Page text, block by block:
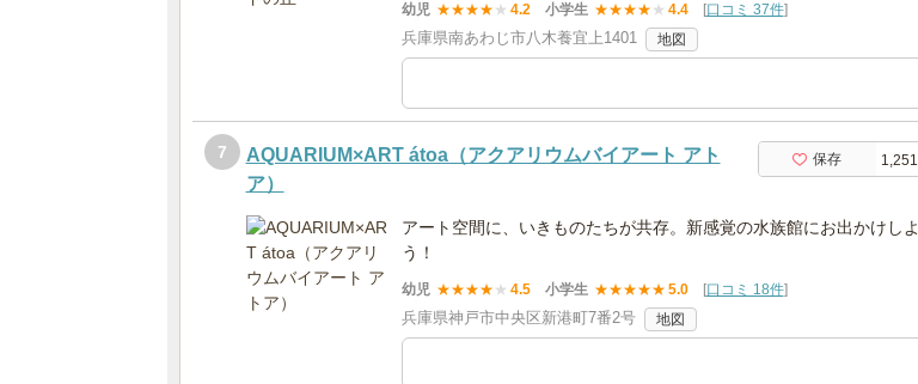
幼児 ★★★★ ★ 4.2 小学生 ★★★★ ★ 4.4 [口コミ 37件]
兵庫県南あわじ市八木養宜上1401 地図
7
AQUARIUM×ART átoa（アクアリウムバイアート アト
ア）
保存 1,251
アート空間に、いきものたちが共存。新感覚の水族館にお出かけしよ
う！
幼児 ★★★★ ★ 4.5 小学生 ★★★★★ 5.0 [口コミ 18件]
兵庫県神戸市中央区新港町7番2号 地図